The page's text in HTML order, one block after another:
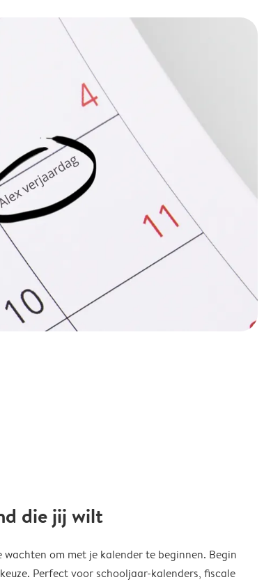
die jij wilt
om met je kalender te beginnen. Begin
Perfect voor schooljaar-kalenders, fiscale